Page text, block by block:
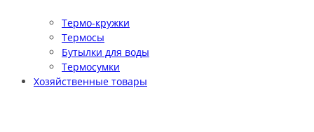
Термо-кружки
Термосы
Бутылки для воды
Термосумки
Хозяйственные товары